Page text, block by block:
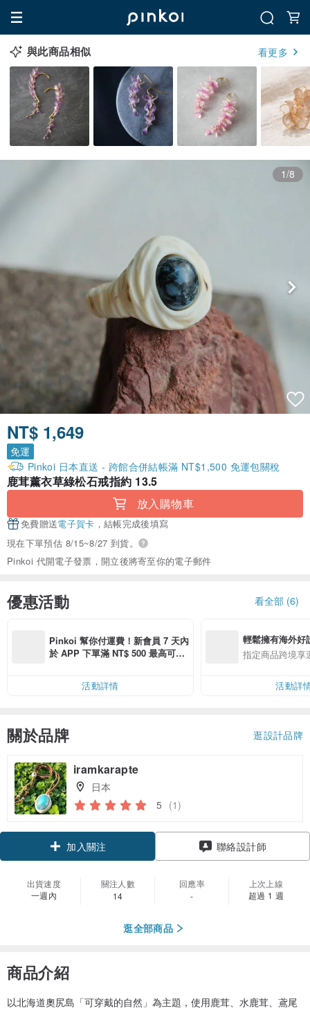
與此商品相似 看更多
1/8
NT$ 1,649
免運
Pinkoi 日本直送 - 跨館合併結帳滿 NT$1,500 免運包關稅
鹿茸薰衣草綠松石戒指約 13.5
放入購物車
免費贈送電子賀卡 ，結帳完成後填寫
現在下單預估 8/15~8/27 到貨。
Pinkoi 代開電子發票，開立後將寄至你的電子郵件
優惠活動 看全部 (6)
Pinkoi 幫你付運費！新會員 7 天內
於 APP 下單滿 NT$ 500 最高可折
活動詳情
輕鬆擁有海外好
指定商品跨境享
活動詳
關於品牌 逛設計品牌
iramkarapte
日本
5 (1)
加入關注 聯絡設計師
出貨速度
一週內
關注人數
14
回應率
-
上次上線
超過 1 週
逛全部商品
商品介紹
以北海道奧尻島「可穿戴的自然」為主題，使用鹿茸、水鹿茸、鳶尾